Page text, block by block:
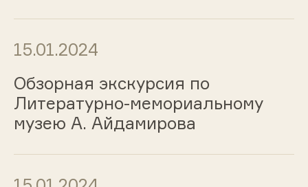
15.01.2024
Обзорная экскурсия по
Литературно-мемориальному
музею А. Айдамирова